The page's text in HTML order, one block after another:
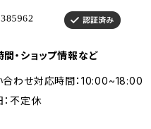
間・ショップ情報など
合わせ対応時間：10:00~18:00
：不定休